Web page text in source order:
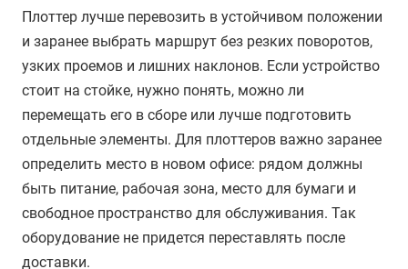
Плоттер лучше перевозить в устойчивом положении
и заранее выбрать маршрут без резких поворотов,
узких проемов и лишних наклонов. Если устройство
стоит на стойке, нужно понять, можно ли
перемещать его в сборе или лучше подготовить
отдельные элементы. Для плоттеров важно заранее
определить место в новом офисе: рядом должны
быть питание, рабочая зона, место для бумаги и
свободное пространство для обслуживания. Так
оборудование не придется переставлять после
доставки.